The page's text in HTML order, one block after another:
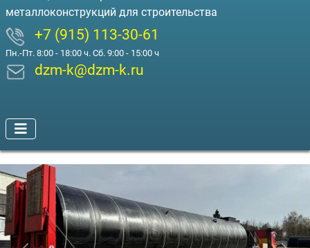
металлоконструкций для строительства
+7 (915) 113-30-61
Пн.-Пт. 8:00 - 18:00 ч. Сб. 9:00 - 15:00 ч
dzm-k@dzm-k.ru